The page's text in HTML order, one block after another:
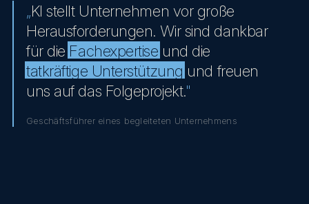
„KI stellt Unternehmen vor große
Herausforderungen. Wir sind dankbar
für die Fachexpertise und die
tatkräftige Unterstützung und freuen
uns auf das Folgeprojekt."
Geschäftsführer eines begleiteten Unternehmens